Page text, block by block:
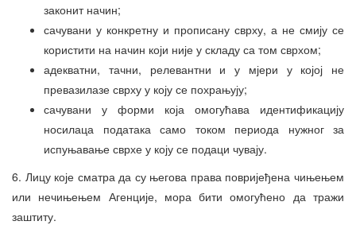
законит начин;
сачувани у конкретну и прописану сврху, а не смију се
користити на начин који није у складу са том сврхом;
адекватни, тачни, релевантни и у мјери у којој не
превазилазе сврху у коју се похрањују;
сачувани у форми која омогућава идентификацију
носилаца података само током периода нужног за
испуњавање сврхе у коју се подаци чувају.
6. Лицу које сматра да су његова права повријеђена чињењем
или нечињењем Агенције, мора бити омогућено да тражи
заштиту.